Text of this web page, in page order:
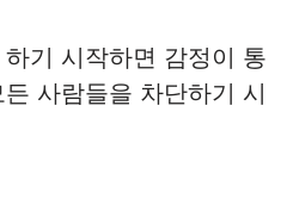
기 시작하면 감정이 통
사람들을 차단하기 시